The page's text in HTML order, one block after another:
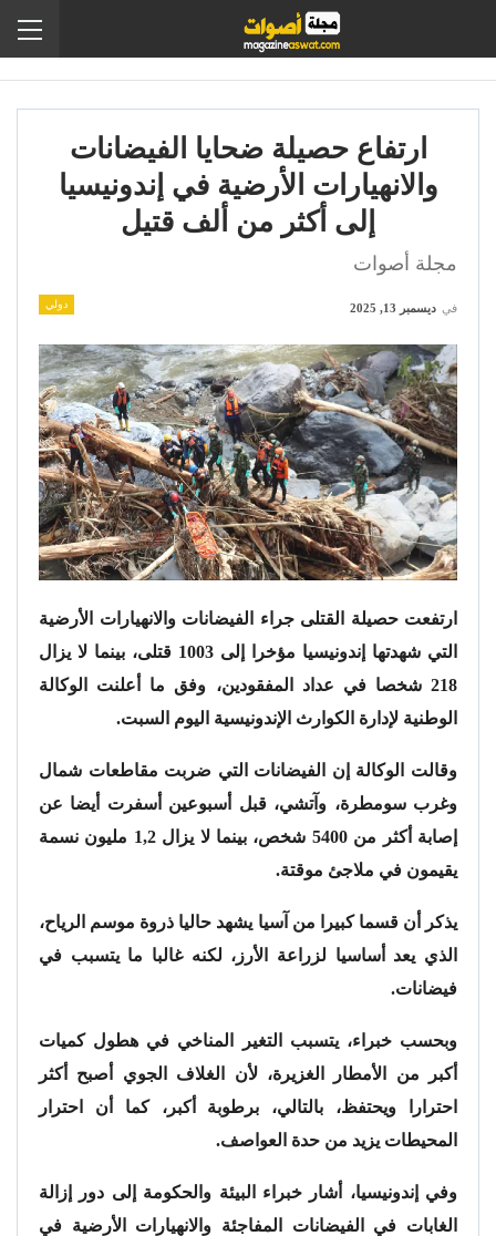
ارتفاع حصيلة ضحايا الفيضانات
والانهيارات الأرضية في إندونيسيا
إلى أكثر من ألف قتيل
مجلة أصوات
دولي في ديسمبر 13, 2025
ارتفعت حصيلة القتلى جراء الفيضانات والانهيارات الأرضية
التي شهدتها إندونيسيا مؤخرا إلى 1003 قتلى، بينما لا يزال
218 شخصا في عداد المفقودين، وفق ما أعلنت الوكالة
الوطنية لإدارة الكوارث الإندونيسية اليوم السبت.
وقالت الوكالة إن الفيضانات التي ضربت مقاطعات شمال
وغرب سومطرة، وآتشي، قبل أسبوعين أسفرت أيضا عن
إصابة أكثر من 5400 شخص، بينما لا يزال 1,2 مليون نسمة
يقيمون في ملاجئ موقتة.
يذكر أن قسما كبيرا من آسيا يشهد حاليا ذروة موسم الرياح،
الذي يعد أساسيا لزراعة الأرز، لكنه غالبا ما يتسبب في
فيضانات.
وبحسب خبراء، يتسبب التغير المناخي في هطول كميات
أكبر من الأمطار الغزيرة، لأن الغلاف الجوي أصبح أكثر
احترارا ويحتفظ، بالتالي، برطوبة أكبر، كما أن احترار
المحيطات يزيد من حدة العواصف.
وفي إندونيسيا، أشار خبراء البيئة والحكومة إلى دور إزالة
الغابات في الفيضانات المفاجئة والانهيارات الأرضية في